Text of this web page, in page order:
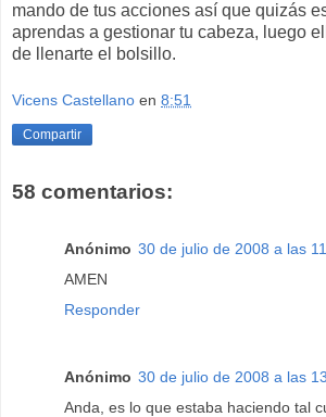
mando de tus acciones así que quizás
aprendas a gestionar tu cabeza, luego
de llenarte el bolsillo.
Vicens Castellano en 8:51
Compartir
58 comentarios:
Anónimo 30 de julio de 2008 a las
AMEN
Responder
Anónimo 30 de julio de 2008 a las
Anda, es lo que estaba haciendo tal